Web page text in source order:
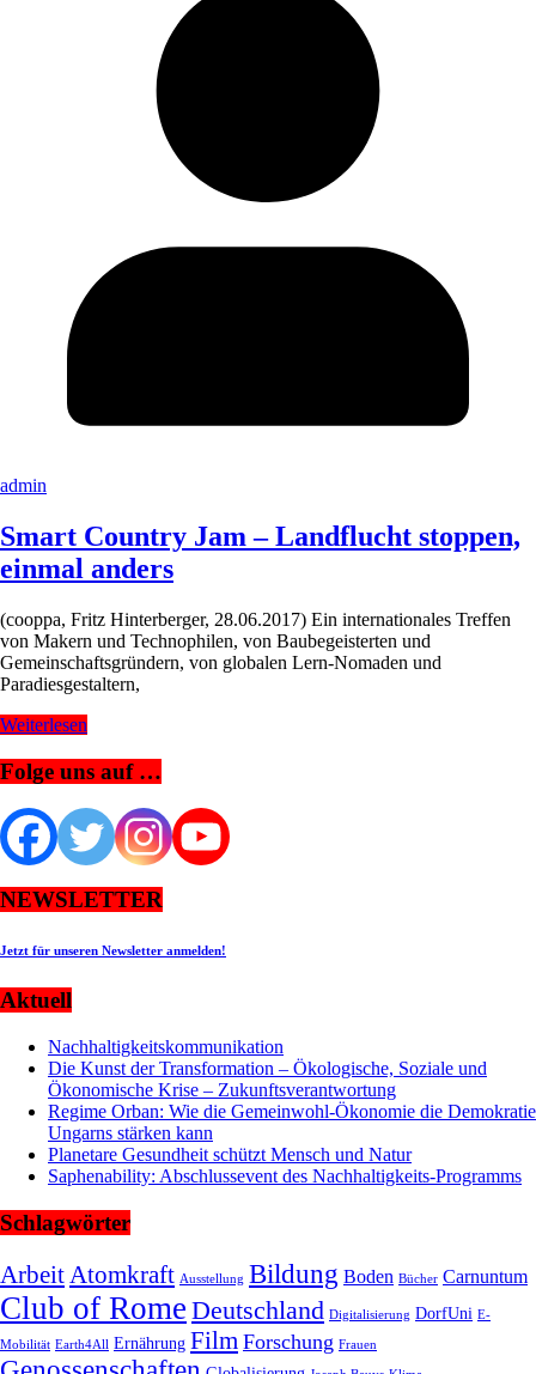
admin
Smart Country Jam – Landflucht stoppen,
einmal anders
(cooppa, Fritz Hinterberger, 28.06.2017) Ein internationales Treffen
von Makern und Technophilen, von Baubegeisterten und
Gemeinschaftsgründern, von globalen Lern-Nomaden und
Paradiesgestaltern,
Weiterlesen
Folge uns auf …
NEWSLETTER
Jetzt für unseren Newsletter anmelden!
Aktuell
Nachhaltigkeitskommunikation
Die Kunst der Transformation – Ökologische, Soziale und
Ökonomische Krise – Zukunftsverantwortung
Regime Orban: Wie die Gemeinwohl-Ökonomie die Demokratie
Ungarns stärken kann
Planetare Gesundheit schützt Mensch und Natur
Saphenability: Abschlussevent des Nachhaltigkeits-Programms
Schlagwörter
ArbeitAtomkraft Ausstellung Bildung Boden Bücher Carnuntum
Club of Rome Deutschland Digitalisierung DorfUni E-
Mobilität Earth4All Ernährung Film Forschung Frauen